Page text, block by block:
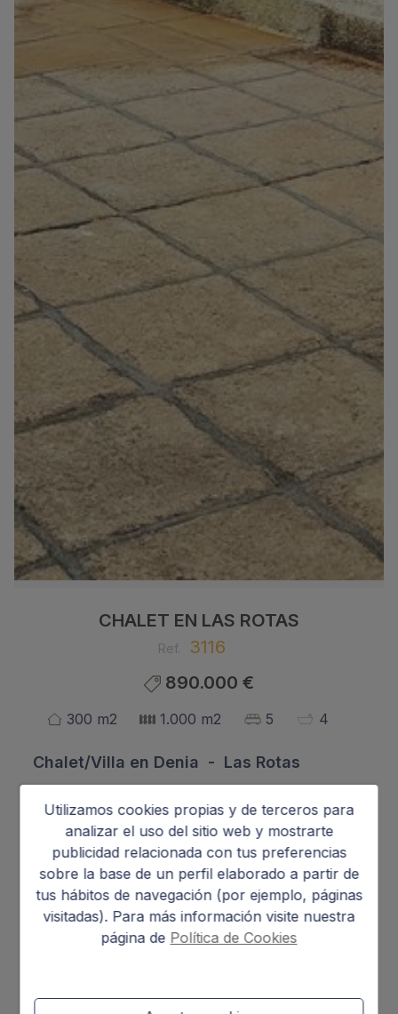
CHALET EN LAS ROTAS
Ref.
3116
890.000 €
300 m2 1.000 m2 5 4
Chalet/Villa en Denia - Las Rotas
Presentamos este fantástico chalet en venta en
Las Rotas, en una situación privilegiada, a escasos
300 metros del mar y a tan sólo 3 kilómetros del
centro de Denia, a un paso de chiringuitos,
supermercados, farmacia, y todo tipo de
comercios, etc., así como del Club Náutico y el
exclusiva donde podrás disfrutar del maravilloso
Utilizamos cookies propias y de terceros para
analizar el uso del sitio web y mostrarte
publicidad relacionada con tus preferencias
sobre la base de un perfil elaborado a partir de
tus hábitos de navegación (por ejemplo, páginas
visitadas). Para más información visite nuestra
página de Política de Cookies